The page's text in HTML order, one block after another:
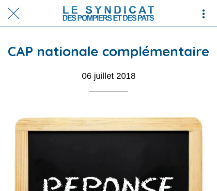
CAP nationale complémentaire
06 juillet 2018